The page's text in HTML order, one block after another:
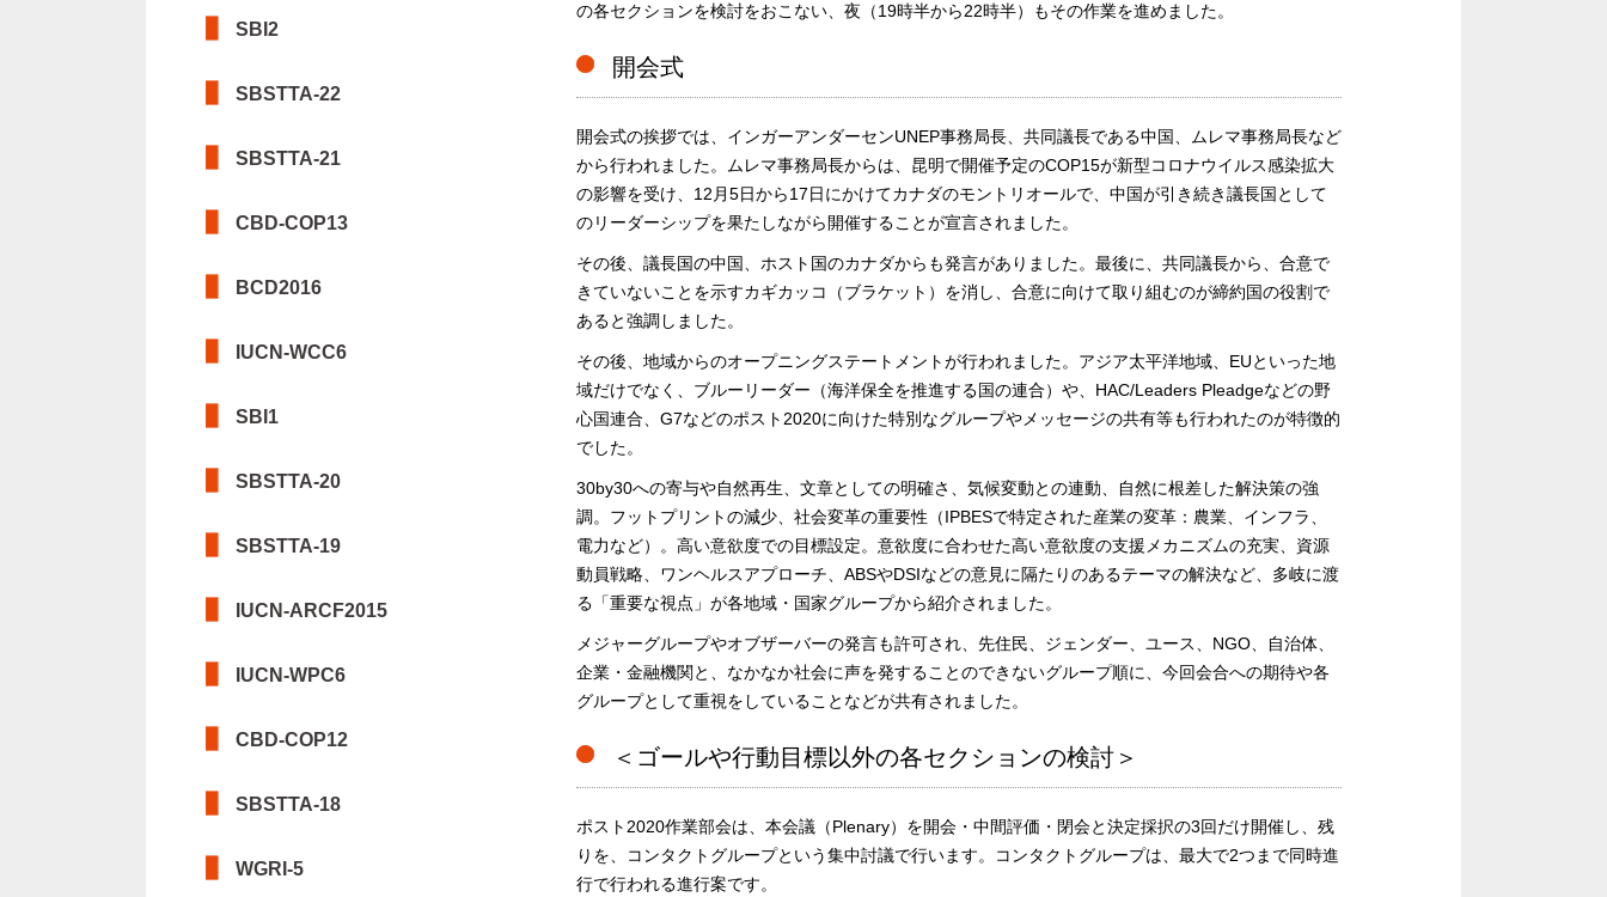
SBI2
SBSTTA-22
SBSTTA-21
CBD-COP13
BCD2016
IUCN-WCC6
SBI1
SBSTTA-20
SBSTTA-19
IUCN-ARCF2015
IUCN-WPC6
CBD-COP12
SBSTTA-18
WGRI-5
の各セクションを検討をおこない、夜（19時半から22時半）もその作業を進めました。
開会式
開会式の挨拶では、インガーアンダーセンUNEP事務局長、共同議長である中国、ムレマ事務局長など
から行われました。ムレマ事務局長からは、昆明で開催予定のCOP15が新型コロナウイルス感染拡大
の影響を受け、12月5日から17日にかけてカナダのモントリオールで、中国が引き続き議長国として
のリーダーシップを果たしながら開催することが宣言されました。
その後、議長国の中国、ホスト国のカナダからも発言がありました。最後に、共同議長から、合意で
きていないことを示すカギカッコ（ブラケット）を消し、合意に向けて取り組むのが締約国の役割で
あると強調しました。
その後、地域からのオープニングステートメントが行われました。アジア太平洋地域、EUといった地
域だけでなく、ブルーリーダー（海洋保全を推進する国の連合）や、HAC/Leaders Pleadgeなどの野
心国連合、G7などのポスト2020に向けた特別なグループやメッセージの共有等も行われたのが特徴的
でした。
30by30への寄与や自然再生、文章としての明確さ、気候変動との連動、自然に根差した解決策の強
調。フットプリントの減少、社会変革の重要性（IPBESで特定された産業の変革：農業、インフラ、
電力など）。高い意欲度での目標設定。意欲度に合わせた高い意欲度の支援メカニズムの充実、資源
動員戦略、ワンヘルスアプローチ、ABSやDSIなどの意見に隔たりのあるテーマの解決など、多岐に渡
る「重要な視点」が各地域・国家グループから紹介されました。
メジャーグループやオブザーバーの発言も許可され、先住民、ジェンダー、ユース、NGO、自治体、
企業・金融機関と、なかなか社会に声を発することのできないグループ順に、今回会合への期待や各
グループとして重視をしていることなどが共有されました。
＜ゴールや行動目標以外の各セクションの検討＞
ポスト2020作業部会は、本会議（Plenary）を開会・中間評価・閉会と決定採択の3回だけ開催し、残
りを、コンタクトグループという集中討議で行います。コンタクトグループは、最大で2つまで同時進
行で行われる進行案です。